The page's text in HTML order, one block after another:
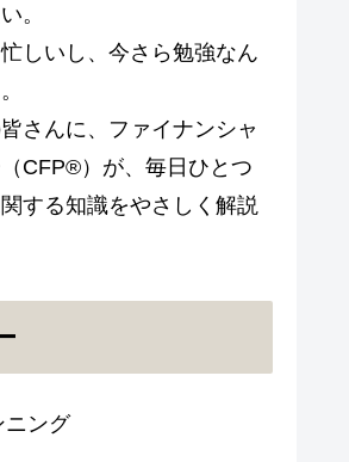
。
しいし、今さら勉強なん
さんに、ファイナンシャ
CFP®）が、毎日ひとつ
する知識をやさしく解説
ニング